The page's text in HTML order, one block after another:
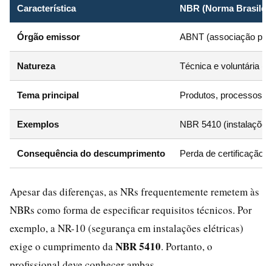
Característica NBR (Norma
Órgão emissor ABNT (associação
Natureza Técnica e voluntária
Tema principal Produtos, processos,
Exemplos NBR 5410
Consequência do descumprimento Perda de certificação,
Apesar das diferenças, as NRs frequentemente remetem às
NBRs como forma de especificar requisitos técnicos. Por
exemplo, a NR-10 (segurança em instalações elétricas)
exige o cumprimento da NBR 5410. Portanto, o